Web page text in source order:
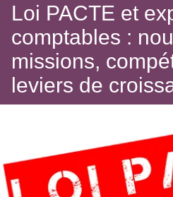
Loi PACTE et
comptables :
missions,
leviers de